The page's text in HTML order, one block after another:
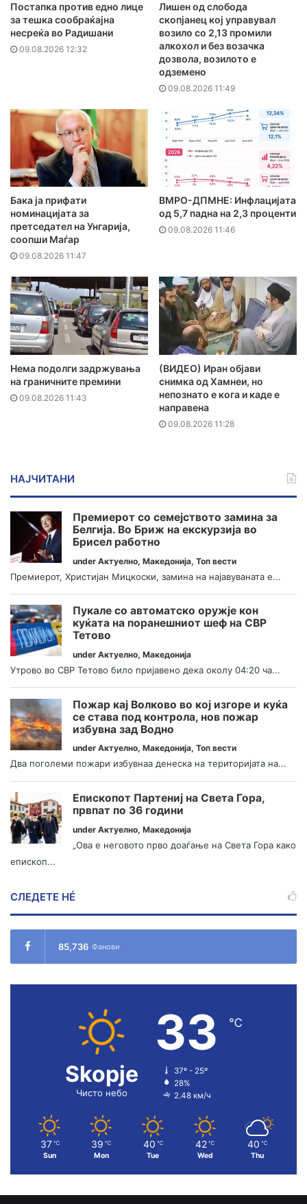
Постапка против едно лице
за тешка сообраќајна
несреќа во Радишани
09.08.2026 12:32
Лишен од слобода
скопјанец кој управувал
возило со 2,13 промили
алкохол и без возачка
дозвола, возилото е
одземено
09.08.2026 11:49
Бака ја прифати
номинацијата за
претседател на Унгарија,
соопши Маѓар
09.08.2026 11:47
ВМРО-ДПМНЕ: Инфлацијата
од 5,7 падна на 2,3 проценти
09.08.2026 11:46
Нема подолги задржувања
на граничните премини
09.08.2026 11:43
(ВИДЕО) Иран објави
снимка од Хамнеи, но
непознато е кога и каде е
направена
09.08.2026 11:28
НАЈЧИТАНИ
Премиерот со семејството замина за
Белгија. Во Бриж на екскурзија во
Брисел работно
under Актуелно, Македонија, Топ вести
Премиерот, Христијан Мицкоски, замина на најавуваната е...
Пукале со автоматско оружје кон
куќата на поранешниот шеф на СВР
Тетово
under Актуелно, Македонија
Утрово во СВР Тетово било пријавено дека околу 04:20 ча...
Пожар кај Волково во кој изгоре и куќа
се става под контрола, нов пожар
избувна зад Водно
under Актуелно, Македонија, Топ вести
Два поголеми пожари избувнаа денеска на територијата на...
Епископот Партениј на Света Гора,
првпат по 36 години
under Актуелно, Македонија
„Ова е неговото прво доаѓање на Света Гора како
епископ...
СЛЕДЕТЕ НÉ
85,736 Фанови
Skopje
Чисто небо
33 ℃
37º - 25º
28%
2.48 км/ч
37 ℃
Sun
39 ℃
Mon
40 ℃
Tue
42 ℃
Wed
40 ℃
Thu